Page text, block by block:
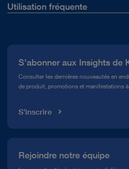
Utilisation fréquente
Service télé-assistance Conformité
Médiathèque
S'abonner aux Insights de
Consulter les dernières nouveautés en
de produit, promotions et manifestations
S'inscrire
Rejoindre notre équipe